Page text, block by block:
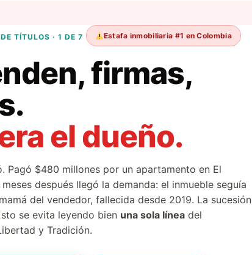
TÍTULOS · 1 DE 7 Estafa inmobiliaria #1 en Colombia
firmas,
el dueño.
Pagó $480 millones por un apartamento en El
después llegó la demanda: el inmueble seguía
del vendedor, fallecida desde 2019. La sucesión
se evita leyendo bien una sola línea del
y Tradición.